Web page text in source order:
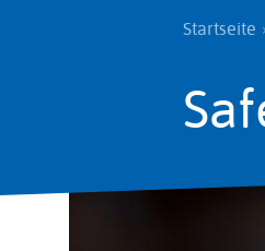
Startseite